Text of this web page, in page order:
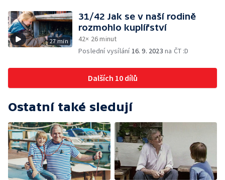
27 min
31/42 Jak se v naší rodině
rozmohlo kuplířství
42× 26 minut
Poslední vysílání16. 9. 2023 na ČT :D
Dalších 10 dílů
Ostatní také sledují